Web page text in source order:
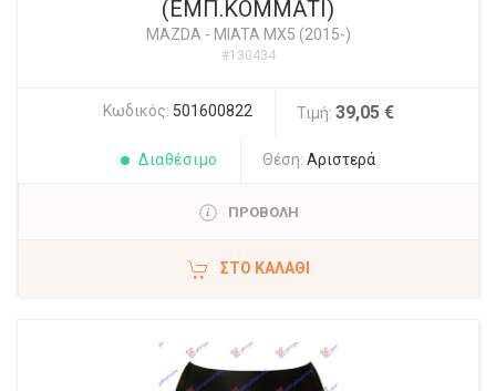
(EMΠ.ΚΟΜΜΑΤΙ)
MAZDA- MIATA MX5 (2015-)
#130434
Κωδικός: 501600822 Τιμή: 39,05 €
Διαθέσιμο Θέση: Αριστερά
ΠΡΟΒΟΛΗ
ΣΤΟ ΚΑΛΆΘΙ